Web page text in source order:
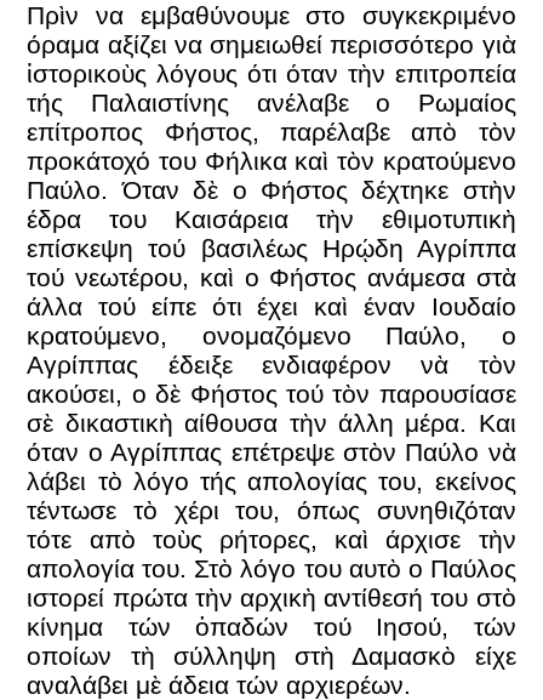
Πρὶν να εμβαθύνουμε στο συγκεκριμένο
όραμα αξίζει να σημειωθεί περισσότερο γιὰ
ἱστορικοὺς λόγους ότι όταν τὴν επιτροπεία
τής Παλαιστίνης ανέλαβε ο Ρωμαίος
επίτροπος Φήστος, παρέλαβε απὸ τὸν
προκάτοχό του Φήλικα καὶ τὸν κρατούμενο
Παύλο. Όταν δὲ ο Φήστος δέχτηκε στὴν
έδρα του Καισάρεια τὴν εθιμοτυπικὴ
επίσκεψη τού βασιλέως Ηρῴδη Αγρίππα
τού νεωτέρου, καὶ ο Φήστος ανάμεσα στὰ
άλλα τού είπε ότι έχει καὶ έναν Ιουδαίο
κρατούμενο, ονομαζόμενο Παύλο, ο
Αγρίππας έδειξε ενδιαφέρον νὰ τὸν
ακούσει, ο δὲ Φήστος τού τὸν παρουσίασε
σὲ δικαστικὴ αίθουσα τὴν άλλη μέρα. Και
όταν ο Αγρίππας επέτρεψε στὸν Παύλο νὰ
λάβει τὸ λόγο τής απολογίας του, εκείνος
τέντωσε τὸ χέρι του, όπως συνηθιζόταν
τότε απὸ τοὺς ρήτορες, καὶ άρχισε τὴν
απολογία του. Στὸ λόγο του αυτὸ ο Παύλος
ιστορεί πρώτα τὴν αρχικὴ αντίθεσή του στὸ
κίνημα τών ὀπαδών τού Ιησού, τών
οποίων τὴ σύλληψη στὴ Δαμασκὸ είχε
αναλάβει μὲ άδεια τών αρχιερέων.